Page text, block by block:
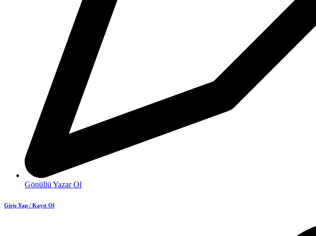
Gönüllü Yazar Ol
Giriş Yap / Kayıt Ol